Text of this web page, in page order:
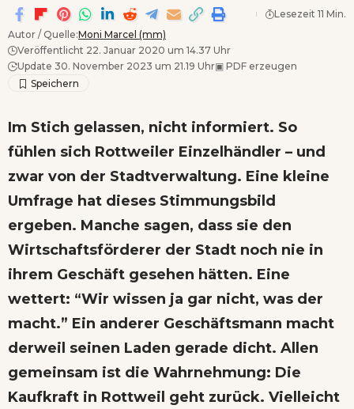
Autor / Quelle:Moni Marcel (mm)
Veröffentlicht 22. Januar 2020 um 14.37 Uhr
Update 30. November 2023 um 21.19 Uhr▣ PDF erzeugen
Lesezeit 11 Min.
Im Stich gelassen, nicht informiert. So
fühlen sich Rottweiler Einzelhändler – und
zwar von der Stadtverwaltung. Eine kleine
Umfrage hat dieses Stimmungsbild
ergeben. Manche sagen, dass sie den
Wirtschaftsförderer der Stadt noch nie in
ihrem Geschäft gesehen hätten. Eine
wettert: “Wir wissen ja gar nicht, was der
macht.” Ein anderer Geschäftsmann macht
derweil seinen Laden gerade dicht. Allen
gemeinsam ist die Wahrnehmung: Die
Kaufkraft in Rottweil geht zurück. Vielleicht